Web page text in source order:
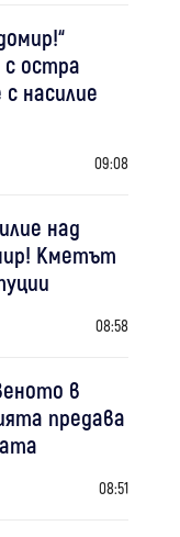
остра
насилие
09:08
над
Кметът
08:58
в
предава
08:51